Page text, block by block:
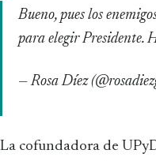
Bueno, pues los
para elegir Presidente.
— Rosa Díez
La cofundadora de